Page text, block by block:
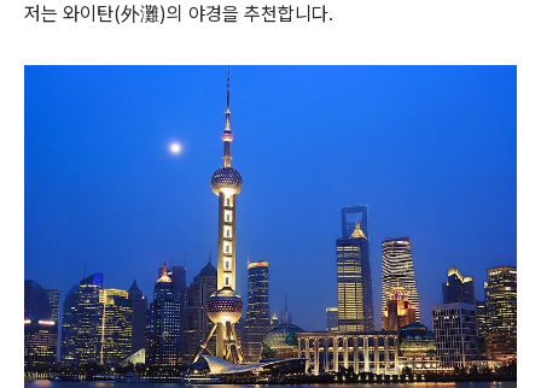
저는 와이탄(外灘)의 야경을 추천합니다.